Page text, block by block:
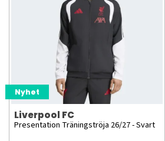
Nyhet
Liverpool FC
Presentation Träningströja 26/27 - Svart